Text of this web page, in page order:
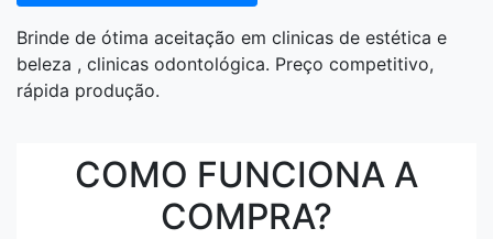
Brinde de ótima aceitação em clinicas de estética e
beleza , clinicas odontológica. Preço competitivo,
rápida produção.
COMO FUNCIONA A
COMPRA?